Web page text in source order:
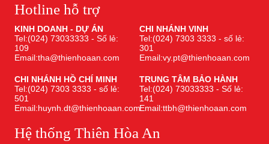
Hotline hỗ trợ
KINH DOANH - DỰ ÁN
Tel:(024) 73033333 - Số lẻ:
109
Email:tha@thienhoaan.com
CHI NHÁNH VINH
Tel:(024) 7303 3333 - số lẻ:
301
Email:vy.pt@thienhoaan.com
CHI NHÁNH HỒ CHÍ MINH
Tel:(024) 7303 3333 - số lẻ:
501
Email:huynh.dt@thienhoaan.com
TRUNG TÂM BẢO HÀNH
Tel:(024) 73033333 - Số lẻ:
141
Email:ttbh@thienhoaan.com
Hệ thống Thiên Hòa An